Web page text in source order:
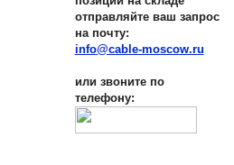
отправляйте ваш запрос
на почту:
info@cable-moscow.ru
или звоните по
телефону: